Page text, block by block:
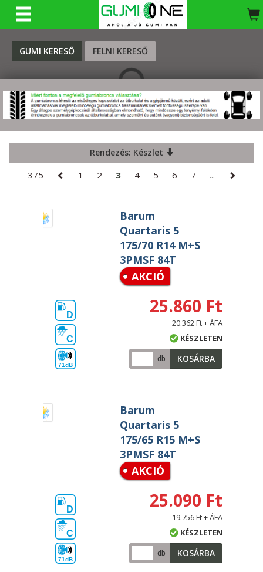
GUMI KERESŐ FELNI KERESŐ
KERESÉS
Rendezés: Készlet
375 1 2 3 4 5 6 7 ...
Barum
Quartaris 5
175/70 R14 M+S
3PMSF 84T
AKCIÓ
D
C
71dB
25.860 Ft
20.362 Ft + ÁFA
KÉSZLETEN
db KOSÁRBA
Barum
Quartaris 5
175/65 R15 M+S
3PMSF 84T
AKCIÓ
D
C
71dB
25.090 Ft
19.756 Ft + ÁFA
KÉSZLETEN
db KOSÁRBA